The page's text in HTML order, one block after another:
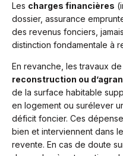
Les charges financières
dossier, assurance
des revenus fonciers,
distinction fondamentale à
En revanche, les travaux de
reconstruction ou
de la surface habitable
en logement ou surélever
déficit foncier. Ces
bien et interviennent dans
revente. En cas de doute